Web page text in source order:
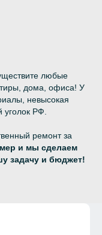
любые
дома, офиса! У
невысокая
уголок РФ.
ремонт за
и мы сделаем
задачу и бюджет!